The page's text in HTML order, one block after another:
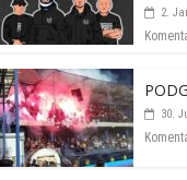
2.
30.